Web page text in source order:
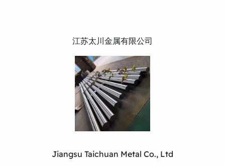
江苏太川金属有限公司
Jiangsu Taichuan Metal Co., Ltd